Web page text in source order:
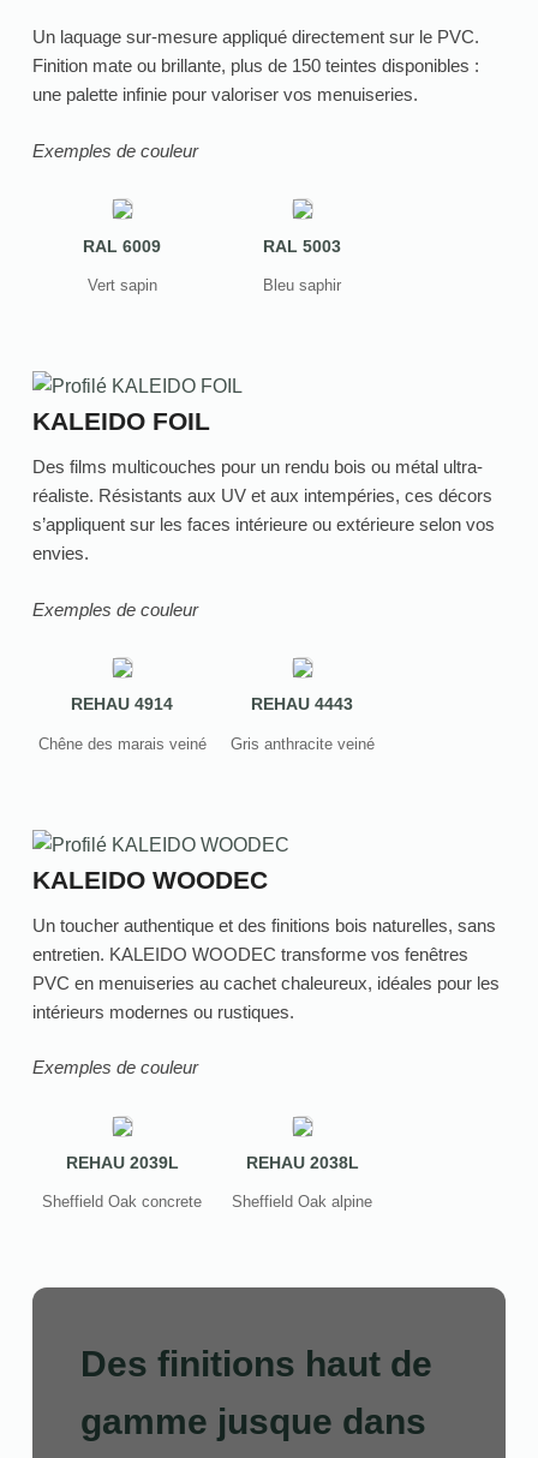
Un laquage sur-mesure appliqué directement sur le PVC.
Finition mate ou brillante, plus de 150 teintes disponibles :
une palette infinie pour valoriser vos menuiseries.
Exemples de couleur
RAL 6009
Vert sapin
RAL 5003
Bleu saphir
KALEIDO FOIL
Des films multicouches pour un rendu bois ou métal ultra-
réaliste. Résistants aux UV et aux intempéries, ces décors
s’appliquent sur les faces intérieure ou extérieure selon vos
envies.
Exemples de couleur
REHAU 4914
Chêne des marais veiné
REHAU 4443
Gris anthracite veiné
KALEIDO WOODEC
Un toucher authentique et des finitions bois naturelles, sans
entretien. KALEIDO WOODEC transforme vos fenêtres
PVC en menuiseries au cachet chaleureux, idéales pour les
intérieurs modernes ou rustiques.
Exemples de couleur
REHAU 2039L
Sheffield Oak concrete
REHAU 2038L
Sheffield Oak alpine
Des finitions haut de
gamme jusque dans